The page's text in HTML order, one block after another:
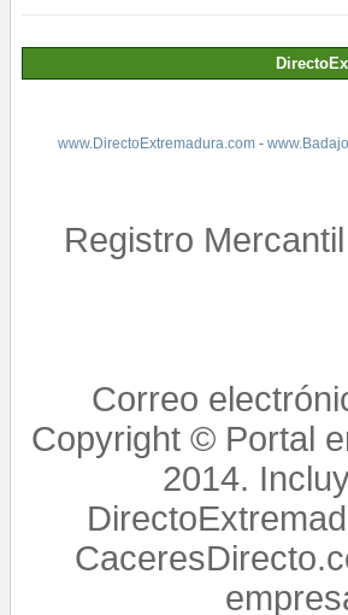
www.DirectoExtremadura.com-
Registro
Correo
Copyright © Portal
2014.